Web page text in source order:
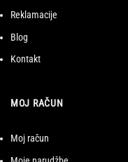
Reklamacije
Blog
Kontakt
MOJ RAČUN
Moj račun